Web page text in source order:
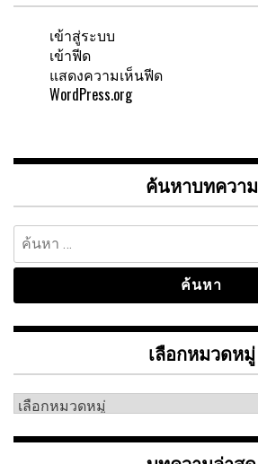
เข้าสู่ระบบ
เข้าฟีด
แสดงความเห็นฟีด
WordPress.org
ค้นหาบทความ
ค้นหา
สำหรับ:
เลือกหมวดหมู่
เลือก
หมู่